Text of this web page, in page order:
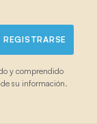
REGISTRARSE
y comprendido
su información.